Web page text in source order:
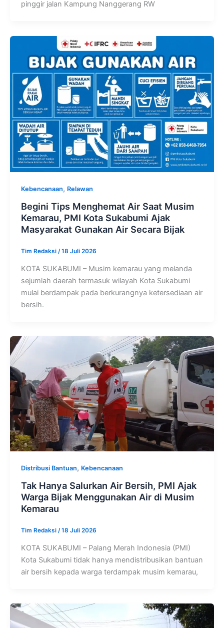
pinggir jalan Kampung Nanggerang RW
Kebencanaan, Relawan
Begini Tips Menghemat Air Saat Musim
Kemarau, PMI Kota Sukabumi Ajak
Masyarakat Gunakan Air Secara Bijak
Tim Redaksi /18 Juli 2026
KOTA SUKABUMI – Musim kemarau yang melanda
sejumlah daerah termasuk wilayah Kota Sukabumi
mulai berdampak pada berkurangnya ketersediaan air
bersih.
Distribusi Bantuan, Kebencanaan
Tak Hanya Salurkan Air Bersih, PMI Ajak
Warga Bijak Menggunakan Air di Musim
Kemarau
Tim Redaksi /18 Juli 2026
KOTA SUKABUMI – Palang Merah Indonesia (PMI)
Kota Sukabumi tidak hanya mendistribusikan bantuan
air bersih kepada warga terdampak musim kemarau,